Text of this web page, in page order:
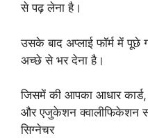
से पढ़ लेना है।
उसके बाद अप्लाई फॉर्म में पूछे
अच्छे से भर देना है।
जिसमें की आपका आधार
और एजुकेशन क्वालीफिकेशन
सिग्नेचर